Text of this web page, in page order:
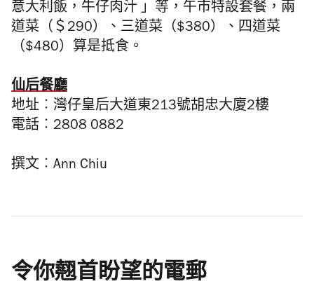
意大利飯，牛仔肉汁 」等，午市特設套餐，兩
道菜（＄290）、三道菜（$380）、四道菜
（$480）算是抵食。
仙后餐廳
地址︰灣仔皇后大道東213號胡忠大廈2樓
電話︰2808 0882
撰文︰Ann Chiu
令你翹首盼望的電郵